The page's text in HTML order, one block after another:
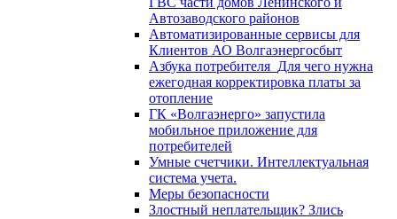
Автозаводского районов
Автоматизированные сервисы для
Клиентов АО Волгаэнергосбыт
Азбука потребителя_Для чего нужна
ежегодная корректировка платы за
отопление
ГК «Волгаэнерго» запустила
мобильное приложение для
потребителей
Умные счетчики. Интеллектуальная
система учета.
Меры безопасности
Злостный неплательщик? Злись